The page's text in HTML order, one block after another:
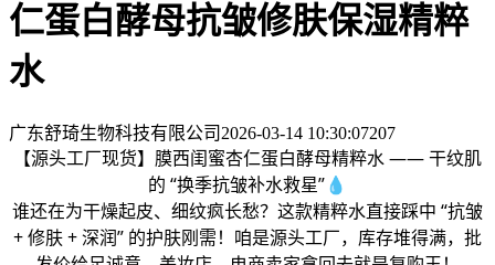
仁蛋白酵母抗皱修肤保湿精粹
水
广东舒琦生物科技有限公司 2026-03-14 10:30:07207
【源头工厂现货】膜西闺蜜杏仁蛋白酵母精粹水 —— 干纹肌
的 “换季抗皱补水救星”💧
谁还在为干燥起皮、细纹疯长愁？这款精粹水直接踩中 “抗皱
+ 修肤 + 深润” 的护肤刚需！咱是源头工厂，库存堆得满，批